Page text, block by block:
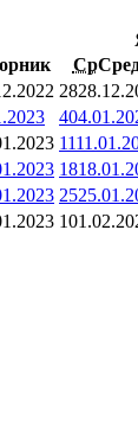
Ср
28
4
11
18
25
1